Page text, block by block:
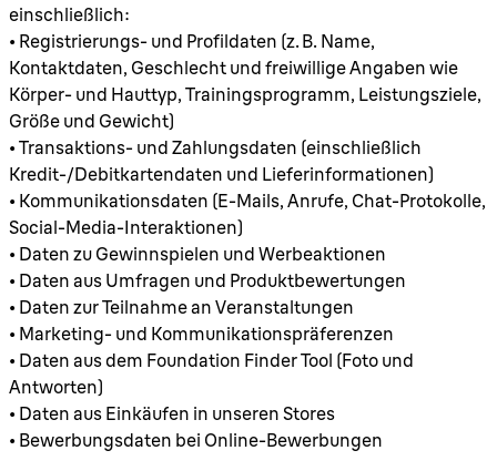
einschließlich:
• Registrierungs- und Profildaten (z. B. Name,
Kontaktdaten, Geschlecht und freiwillige Angaben wie
Körper- und Hauttyp, Trainingsprogramm, Leistungsziele,
Größe und Gewicht)
• Transaktions- und Zahlungsdaten (einschließlich
Kredit-/Debitkartendaten und Lieferinformationen)
• Kommunikationsdaten (E-Mails, Anrufe, Chat-Protokolle,
Social-Media-Interaktionen)
• Daten zu Gewinnspielen und Werbeaktionen
• Daten aus Umfragen und Produktbewertungen
• Daten zur Teilnahme an Veranstaltungen
• Marketing- und Kommunikationspräferenzen
• Daten aus dem Foundation Finder Tool (Foto und
Antworten)
• Daten aus Einkäufen in unseren Stores
• Bewerbungsdaten bei Online-Bewerbungen